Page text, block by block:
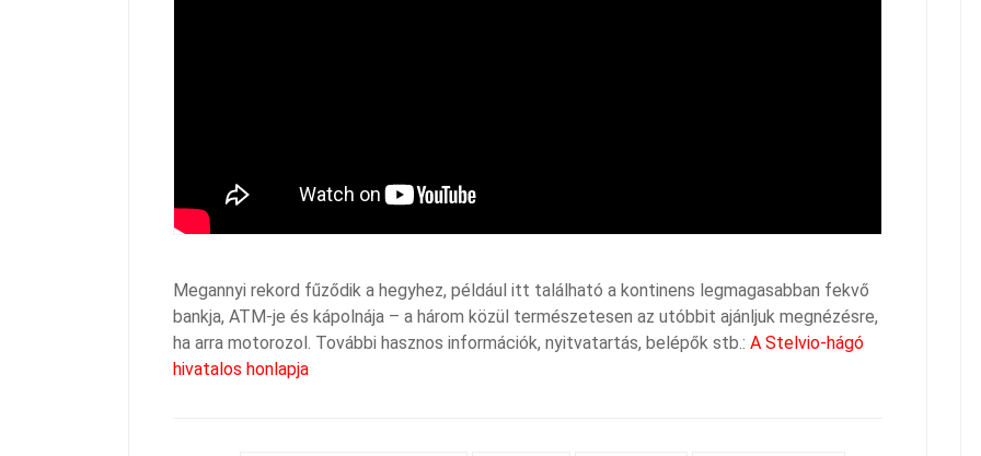
Megannyi rekord fűződik a hegyhez, például itt található a kontinens legmagasabban fekvő
bankja, ATM-je és kápolnája – a három közül természetesen az utóbbit ajánljuk megnézésre,
ha arra motorozol. További hasznos információk, nyitvatartás, belépők stb.: A Stelvio-hágó
hivatalos honlapja